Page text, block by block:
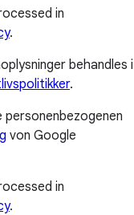
in
.
behandles i
.
personenbezogenen
von Google
in
.